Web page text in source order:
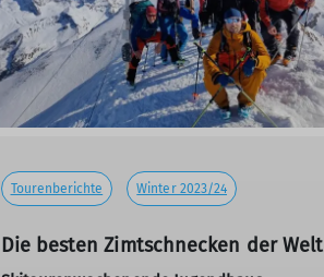
Tourenberichte Winter 2023/24
Die besten Zimtschnecken der Welt